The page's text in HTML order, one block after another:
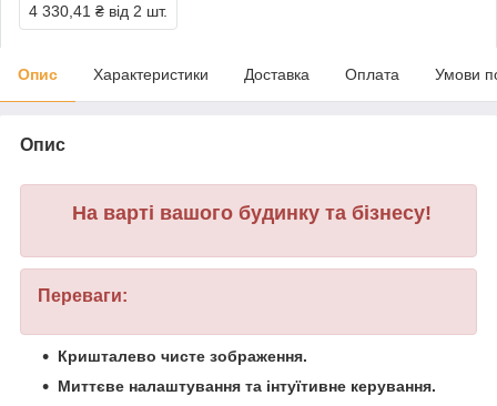
4 330,41 ₴ від 2 шт.
Опис Характеристики Доставка Оплата Умови
Опис
На варті вашого будинку та бізнесу!
Переваги:
Кришталево чисте зображення.
Миттєве налаштування та інтуїтивне керування.